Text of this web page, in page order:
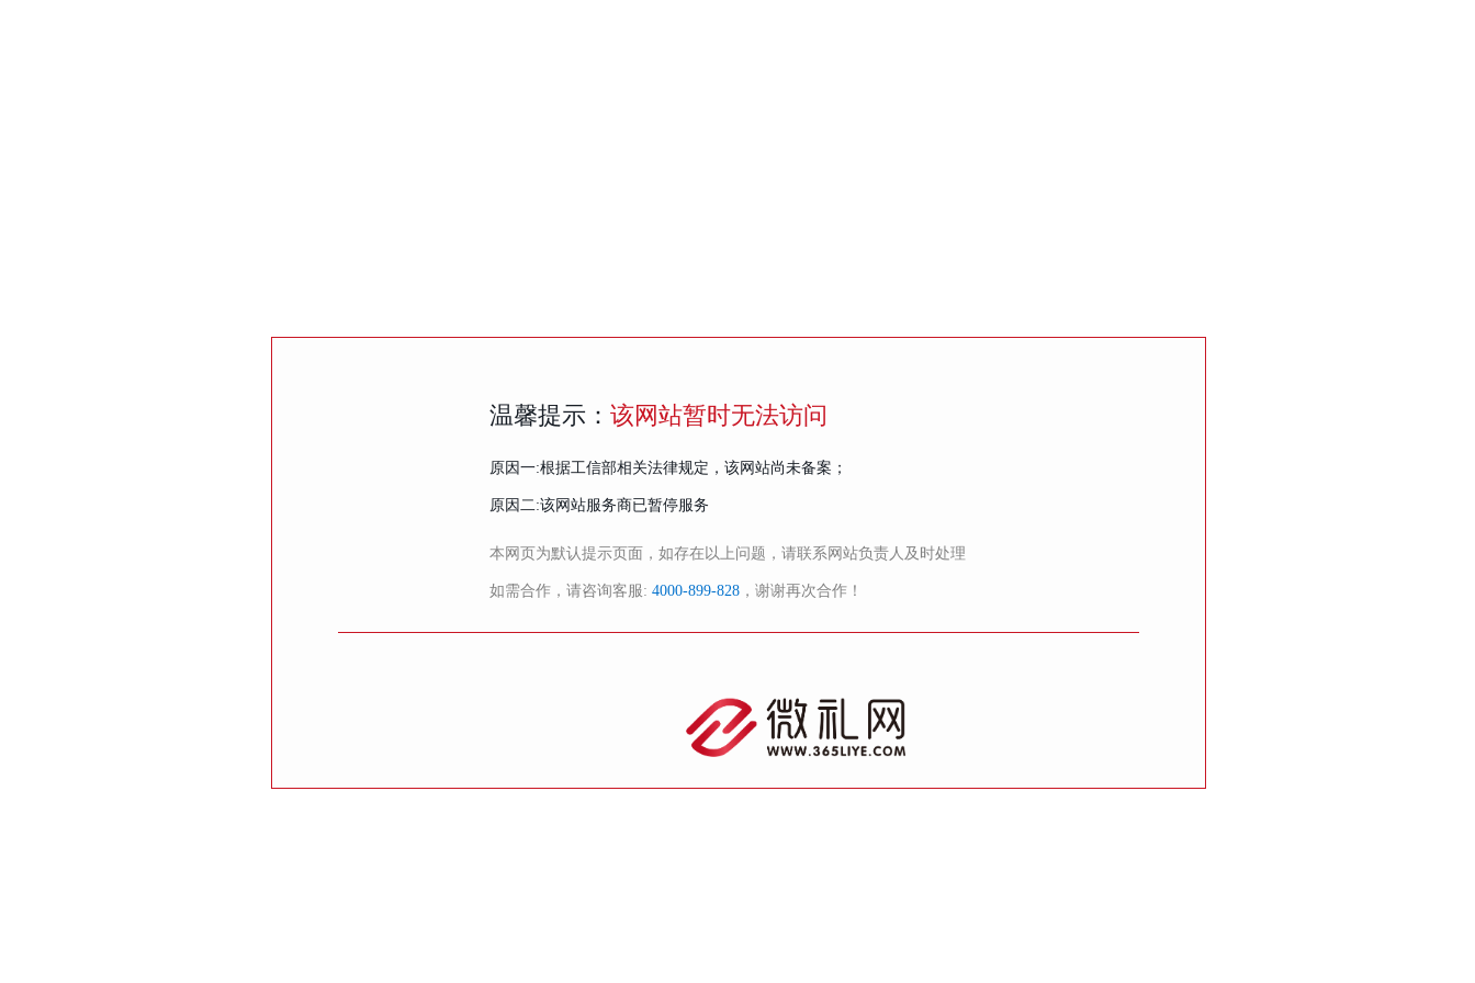
温馨提示： 该网站暂时无法访问
原因一:根据工信部相关法律规定，该网站尚未备案；
原因二:该网站服务商已暂停服务
本网页为默认提示页面，如存在以上问题，请联系网站负责人及时处理
如需合作，请咨询客服: 4000-899-828 ，谢谢再次合作！